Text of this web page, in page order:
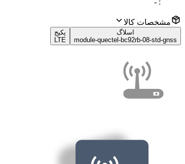
مشخصات کالا
اسلاگ
module-quectel-bc92rb-08-std-gnss
پکیج
LTE